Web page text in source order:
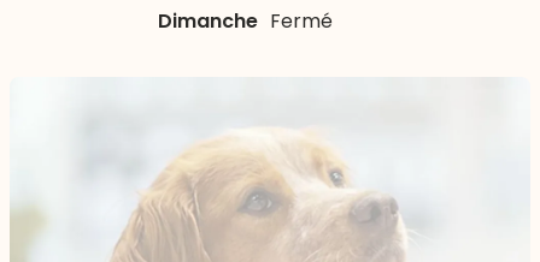
Dimanche Fermé